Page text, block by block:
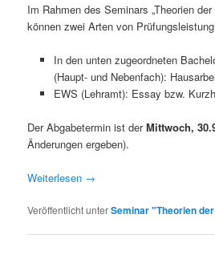
Im Rahmen des Seminars „Theorien
können zwei Arten von
In den unten zugeordneten
(Haupt- und Nebenfach):
EWS (Lehramt): Essay bzw.
Der Abgabetermin ist derMittwoch,
Änderungen ergeben).
Weiterlesen →
Veröffentlicht unterSeminar "Theorien